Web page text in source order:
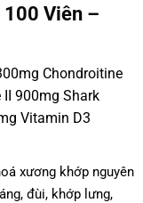
100 Viên –
Chondroitine
900mg Shark
Vitamin D3
xương khớp nguyên
đùi, khớp lưng,